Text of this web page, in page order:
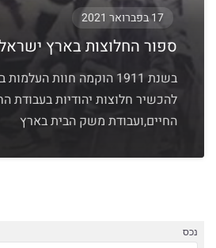
17 בפברואר 2021
ספור החלוצות בארץ
בשנת 1911 הוקמה חוות
להכשיר חלוצות יהודיות בעבודת
החיים,ועבודת משק הבית בארץ
נכס